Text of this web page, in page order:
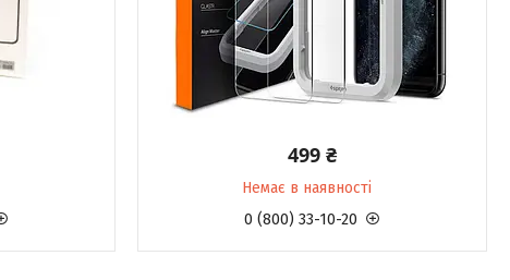
499 ₴
Немає в наявності
0 (800) 33-10-20